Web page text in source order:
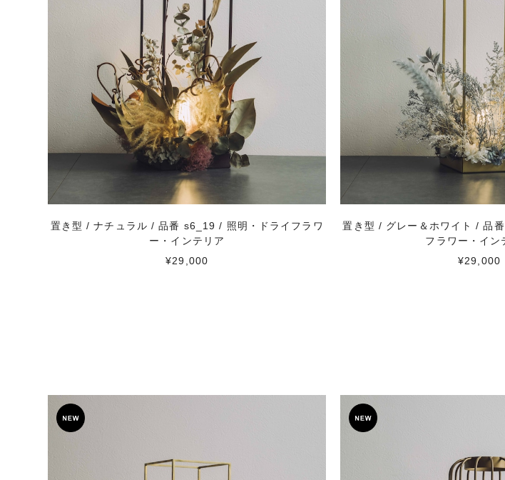
置き型 / ナチュラル / 品番 s6_19 / 照明・ドライフラワ
ー・インテリア
¥29,000
置き型 / グレー＆ホワイト / 品
フラワー・イン
¥29,000